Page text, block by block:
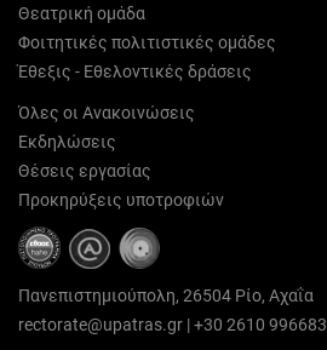
Θεατρική ομάδα
Φοιτητικές πολιτιστικές ομάδες
Έθεξις - Εθελοντικές δράσεις
Όλες οι Ανακοινώσεις
Εκδηλώσεις
Θέσεις εργασίας
Προκηρύξεις υποτροφιών
Πανεπιστημιούπολη, 26504 Ρίο, Αχαΐα
rectorate@upatras.gr |+30 2610 996683